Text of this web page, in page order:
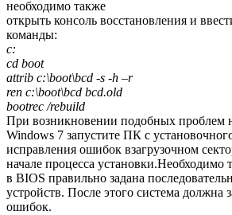
необходимо также
открыть консоль восстановления и
команды:
c:
cd boot
attrib c:\boot\bcd -s -h –r
ren c:\boot\bcd bcd.old
bootrec /rebuild
При возникновении подобных проблем
Windows 7 запустите ПК с
исправления ошибок взагрузочном
начале процесса установки.Необходимо
в BIOS правильно задана
устройств. После этого система должна
ошибок.